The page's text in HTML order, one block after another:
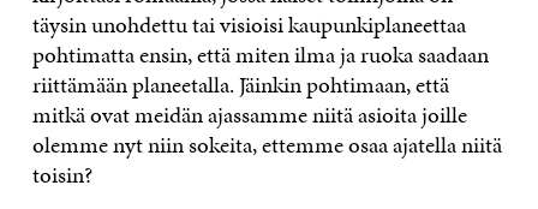
täysin unohdettu tai visioisi kaupunkiplaneettaa
pohtimatta ensin, että miten ilma ja ruoka saadaan
riittämään planeetalla. Jäinkin pohtimaan, että
mitkä ovat meidän ajassamme niitä asioita joille
olemme nyt niin sokeita, ettemme osaa ajatella niitä
toisin?